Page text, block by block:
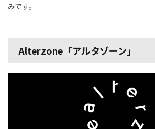
みです。
Alterzone「アルタゾーン」